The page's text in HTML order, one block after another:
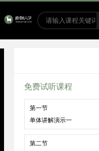
免费试听课程
第一节
单体讲解演示一
第二节